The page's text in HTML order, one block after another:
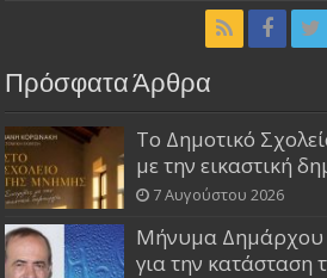
Πρόσφατα Άρθρα
Το Δημοτικό
με την εικαστική
7 Αυγούστου 2026
Μήνυμα Δημάρχου
για την κατάσταση